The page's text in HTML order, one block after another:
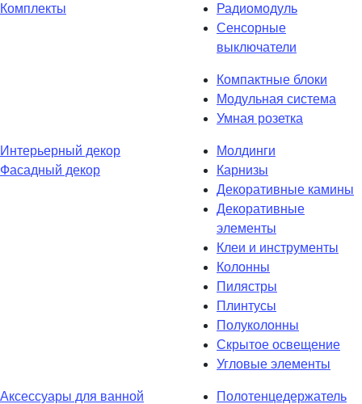
Комплекты
Радиомодуль
Сенсорные
выключатели
Компактные блоки
Модульная система
Умная розетка
Интерьерный декор
Фасадный декор
Молдинги
Карнизы
Декоративные камины
Декоративные
элементы
Клеи и инструменты
Колонны
Пилястры
Плинтусы
Полуколонны
Скрытое освещение
Угловые элементы
Аксессуары для ванной
Полотенцедержатель